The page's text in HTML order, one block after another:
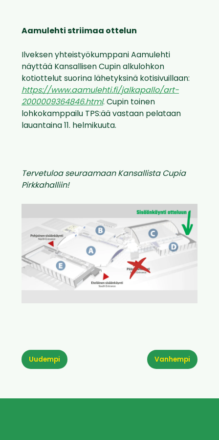
Aamulehti striimaa ottelun
Ilveksen yhteistyökumppani Aamulehti
näyttää Kansallisen Cupin alkulohkon
kotiottelut suorina lähetyksinä kotisivuillaan:
https://www.aamulehti.fi/jalkapallo/art-
2000009364846.html. Cupin toinen
lohkokamppailu TPS:ää vastaan pelataan
lauantaina 11. helmikuuta.
Tervetuloa seuraamaan Kansallista Cupia
Pirkkahalliin!
Vanhempi
Uudempi